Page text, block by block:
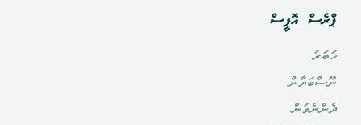
ޕްރެސް އޮފީސް
ޚަބަރު
ނޫސްބަޔާން
ދެންނެވުން